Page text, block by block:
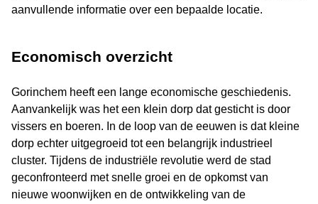
aanvullende informatie over een bepaalde locatie.
Economisch overzicht
Gorinchem heeft een lange economische geschiedenis.
Aanvankelijk was het een klein dorp dat gesticht is door
vissers en boeren. In de loop van de eeuwen is dat kleine
dorp echter uitgegroeid tot een belangrijk industrieel
cluster. Tijdens de industriële revolutie werd de stad
geconfronteerd met snelle groei en de opkomst van
nieuwe woonwijken en de ontwikkeling van de